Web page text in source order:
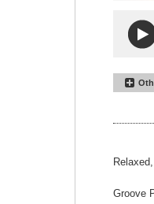
Groove